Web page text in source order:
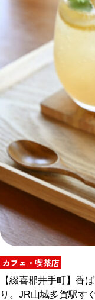
カフェ・喫茶店
【綴喜郡井手町】香
り。JR山城多賀駅す